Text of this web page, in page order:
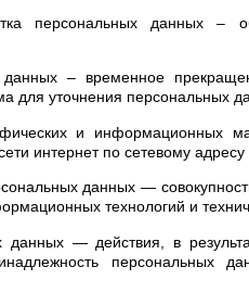
персональных данных
– временное
для уточнения персональных
и
интернет по сетевому адресу
данных —
технологий и
— действия, в
персональных